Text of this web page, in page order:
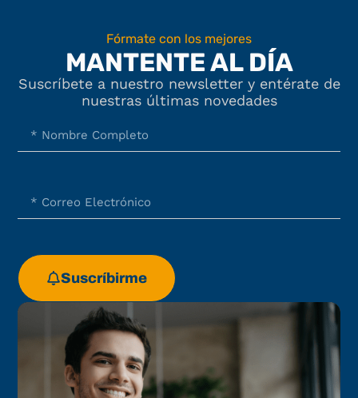
Fórmate con los mejores
MANTENTE AL DÍA
Suscríbete a nuestro newsletter y entérate de
nuestras últimas novedades
Suscríbirme